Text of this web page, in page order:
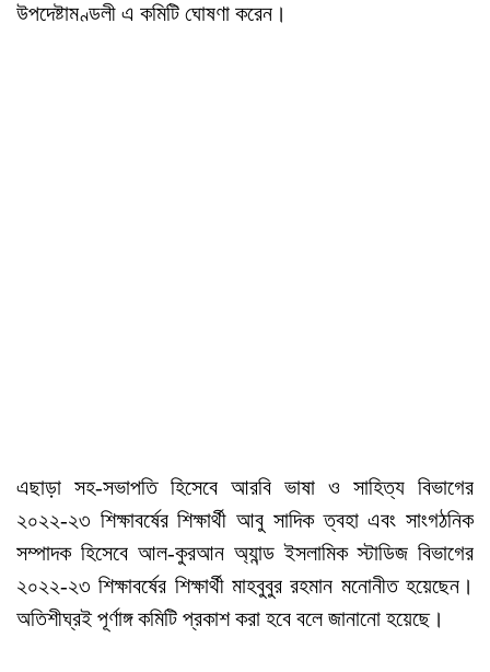
উপদেষ্টামণ্ডলী এ কমিটি ঘোষণা করেন।
এছাড়া সহ-সভাপতি হিসেবে আরবি ভাষা ও সাহিত্য বিভাগের
২০২২-২৩ শিক্ষাবর্ষের শিক্ষার্থী আবু সাদিক ত্বহা এবং সাংগঠনিক
সম্পাদক হিসেবে আল-কুরআন অ্যান্ড ইসলামিক স্টাডিজ বিভাগের
২০২২-২৩ শিক্ষাবর্ষের শিক্ষার্থী মাহবুবুর রহমান মনোনীত হয়েছেন।
অতিশীঘ্রই পূর্ণাঙ্গ কমিটি প্রকাশ করা হবে বলে জানানো হয়েছে।